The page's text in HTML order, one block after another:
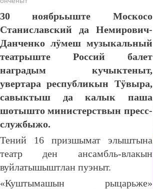
30 ноябрьыште Москосо
Станиславский да Немирович-
Данченко лӱмеш музыкальный
театрыште Россий балет
наградым кучыктеныт,
увертара республикын Тӱвыра,
савыктыш да калык паша
шотышто министерствын пресс-
службыжо.
Тений 16 призшымат элыштына
театр ден ансамбль-влакын
вуйлатышыштлан пуэныт.
«Куштымашын рыцарьже»